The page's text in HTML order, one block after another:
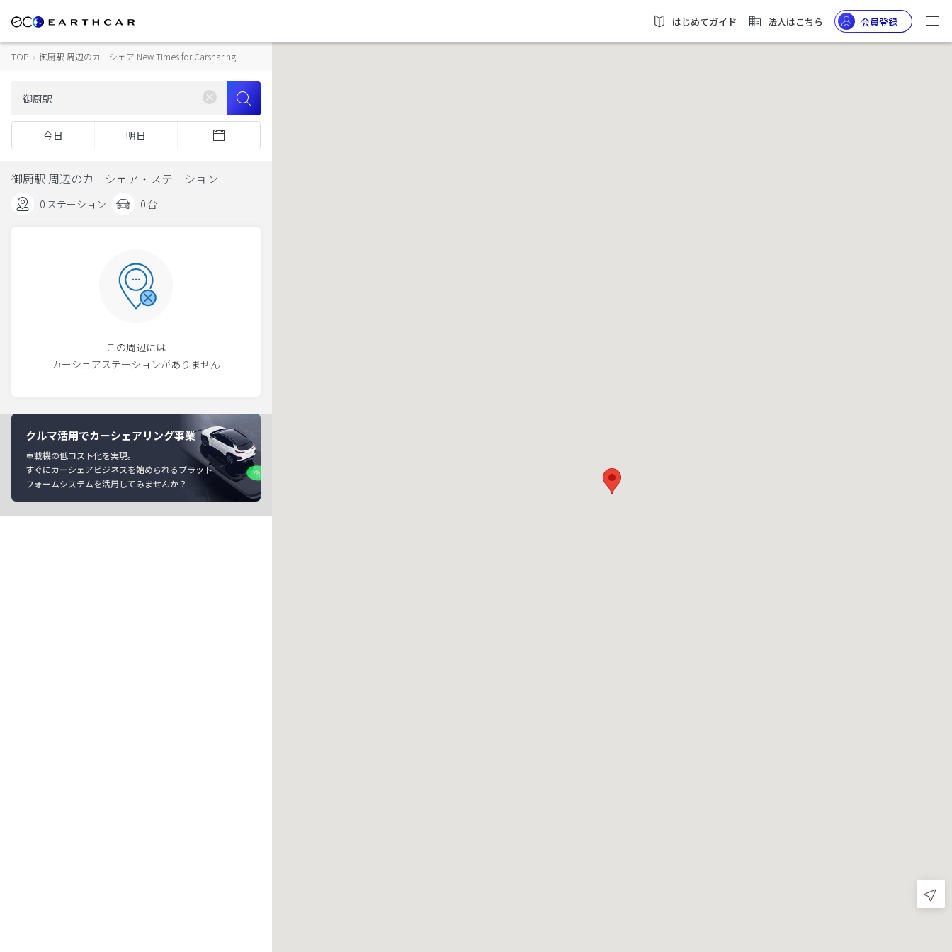
はじめてガイド 法人はこちら 会員登録
TOP › 御厨駅 周辺のカーシェア New Times for Carsharing
今日 明日
御厨駅 周辺のカーシェア・ステーション
0 ステーション 0 台
この周辺には
カーシェアステーションがありません
クルマ活用でカーシェアリング事業
車載機の低コスト化を実現。
すぐにカーシェアビジネスを始められるプラット
フォームシステムを活用してみませんか？